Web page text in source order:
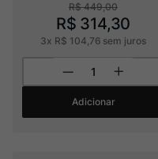
R$ 449,00
R$ 314,30
3x R$ 104 76 sem juros
Adicionar